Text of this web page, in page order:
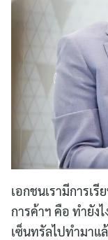
เอกชนเรามีการเ
การค้าฯ​ คือ ทำยัง
เซ็นทรัลไปทำมาแ